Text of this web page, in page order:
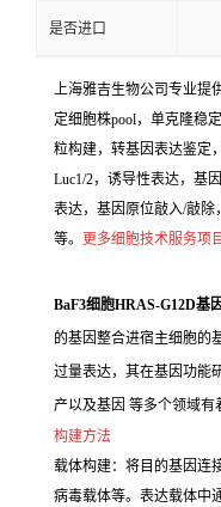
是否进口
上海雅吉生物公司专业提
定细胞株pool，单克隆稳
粒构建，转基因表达鉴定
Luc1/2，诱导性表达，基
表达，基因原位敲入/敲除
等。 更多细胞技术服务项
BaF3细胞HRAS-G12D基
的基因整合进宿主细胞的
过量表达，其在基因功能
产以及基因 等多个领域有
构建方法
载体构建：将目的基因连
病毒载体等。表达载体中